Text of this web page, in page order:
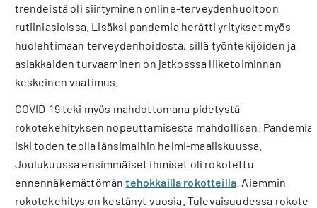
trendeistä oli siirtyminen online-terveydenhuoltoon
rutiiniasioissa. Lisäksi pandemia herätti yritykset myös
huolehtimaan terveydenhoidosta, sillä työntekijöiden ja
asiakkaiden turvaaminen on jatkosssa liiketoiminnan
keskeinen vaatimus.
COVID-19 teki myös mahdottomana pidetystä
rokotekehityksen nopeuttamisesta mahdollisen. Pandemia
iski toden teolla länsimaihin helmi-maaliskuussa.
Joulukuussa ensimmäiset ihmiset oli rokotettu
ennennäkemättömäntehokkailla rokotteilla . Aiemmin
rokotekehitys on kestänyt vuosia. Tulevaisuudessa rokote-